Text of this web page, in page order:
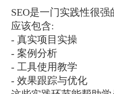
SEO是一门实践性很
应该包含:
- 真实项目实操
- 案例分析
- 工具使用教学
- 效果跟踪与优化